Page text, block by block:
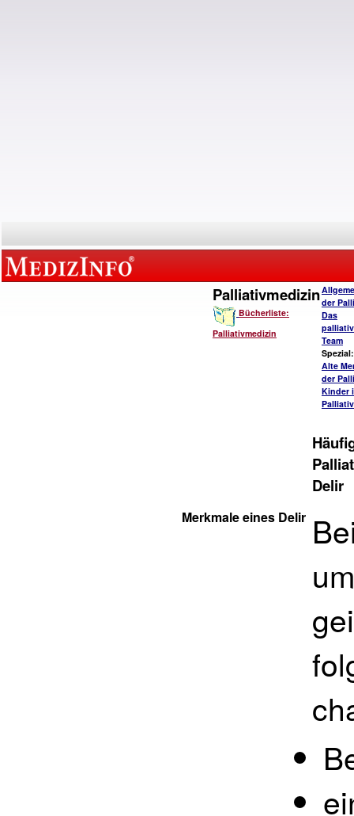
Palliativmedizin
Bücherliste:
Palliativmedizin
der
Das
Team
Spezial:
Alte
der
Kinder
Delir
Merkmale eines Delir